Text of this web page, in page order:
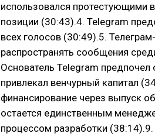
использовался протестующими
позиции (30:43).4. Telegram
всех голосов (30:49).5.
распространять сообщения
Основатель Telegram
привлекал венчурный капитал
финансирование через выпуск
остается единственным
процессом разработки